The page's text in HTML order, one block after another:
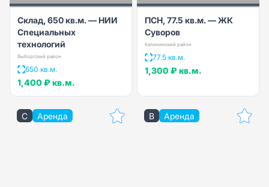
Склад, 650 кв.м. — НИИ
Специальных
технологий
Выборгский район
650 кв.м.
1,400 ₽ кв.м.
ПСН, 77.5 кв.м. — ЖК
Суворов
Калининский район
77.5 кв.м.
1,300 ₽ кв.м.
C Аренда B Аренда